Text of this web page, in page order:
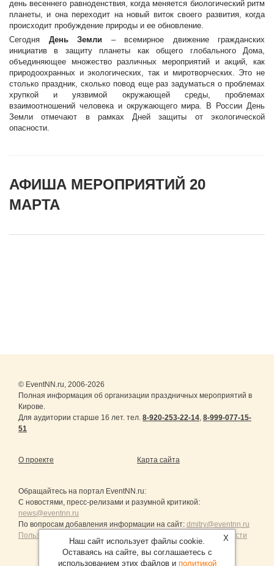
день весеннего равноденствия, когда меняется биологический ритм
планеты, и она переходит на новый виток своего развития, когда
происходит пробуждение природы и ее обновление.
Сегодня День Земли – всемирное движение гражданских
инициатив в защиту планеты как общего глобального Дома,
объединяющее множество различных мероприятий и акций, как
природоохранных и экологических, так и миротворческих. Это не
столько праздник, сколько повод еще раз задуматься о проблемах
хрупкой и уязвимой окружающей среды, проблемах
взаимоотношений человека и окружающего мира. В России День
Земли отмечают в рамках Дней защиты от экологической
опасности.
АФИША МЕРОПРИЯТИЙ 20
МАРТА
© EventNN.ru, 2006-2026
Полная информация об организации праздничных мероприятий в
Кирове.
Для аудитории старше 16 лет. тел. 8-920-253-22-14, 8-999-077-15-
51
О проекте Карта сайта
Обращайтесь на портал EventNN.ru:
С новостями, пресс-релизами и разумной критикой:
news@eventnn.ru
По вопросам добавления информации на сайт: dmitry@eventnn.ru
Пользовательское Соглашение и политика конфиденциальности
X
Наш сайт использует файлы cookie.
Оставаясь на сайте, вы соглашаетесь с
использованием этих файлов и политикой